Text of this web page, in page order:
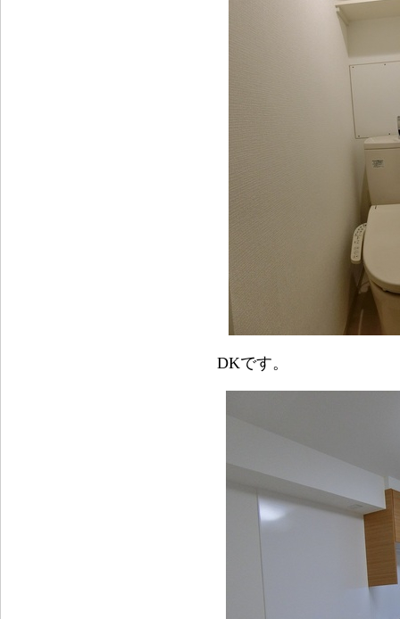
DKです。